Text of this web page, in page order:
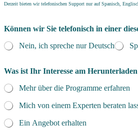
Derzeit bieten wir telefonischen Support nur auf Spanisch,
Können wir Sie telefonisch in einer
Nein, ich spreche nur Deutsch
Was ist Ihr Interesse am
Mehr über die Programme erfahren
Mich von einem Experten beraten
Ein Angebot erhalten